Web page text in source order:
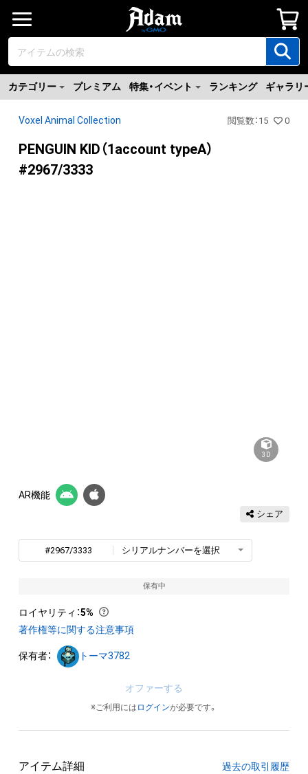
カテゴリー プレミアム 特集・イベント ランキング ギャラリ
Voxel Animal Collection 閲覧数 ： 15 0
PENGUIN KID（1account typeA）
#2967/3333
3D
AR機能
シェア
#2967/3333 シリアルナンバーを選択
保有中
ロイヤリティ ：5%
著作権等に関する注意事項
保有者： トーマ3782
オファーする
※ご利用には ログインが必要です。
アイテム詳細 過去の取引履歴